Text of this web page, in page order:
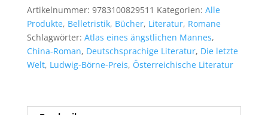
Der
Lauf
der
Zeit
Menge
Artikelnummer: 9783100829511 Kategorien: Alle
Produkte, Belletristik, Bücher, Literatur, Romane
Schlagwörter: Atlas eines ängstlichen Mannes,
China-Roman, Deutschsprachige Literatur, Die letzte
Welt, Ludwig-Börne-Preis, Österreichische Literatur